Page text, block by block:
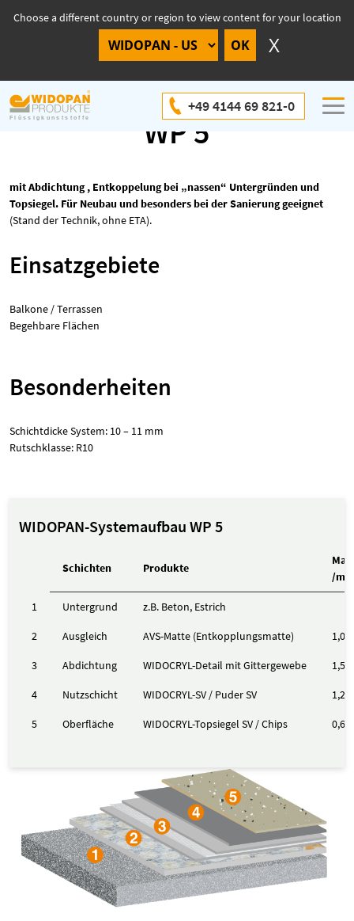
Choose a different country or region to view content for your location
+49 4144 69 821-0
WIDOPAN-Systemaufbau
WP 5
mit Abdichtung , Entkoppelung bei „nassen“ Untergründen und
Topsiegel. Für Neubau und besonders bei der Sanierung geeignet
(Stand der Technik, ohne ETA).
Einsatzgebiete
Balkone / Terrassen
Begehbare Flächen
Besonderheiten
Schichtdicke System: 10 – 11 mm
Rutschklasse: R10
WIDOPAN-Systemaufbau WP 5
Schichten Produkte
/m²
1 Untergrund z.B. Beton, Estrich
2 Ausgleich AVS-Matte (Entkopplungsmatte) 1,0
3 Abdichtung WIDOCRYL-Detail mit Gittergewebe 1,5
4 Nutzschicht WIDOCRYL-SV / Puder SV 1,2
5 Oberfläche WIDOCRYL-Topsiegel SV / Chips 0,6